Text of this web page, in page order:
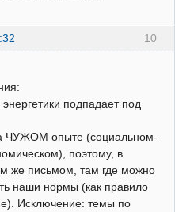
10
энергетики подпадает под
ЧУЖОМ опыте (социальном-
поэтому, в
же письмом, там где можно
наши нормы (как правило
Исключение: темы по